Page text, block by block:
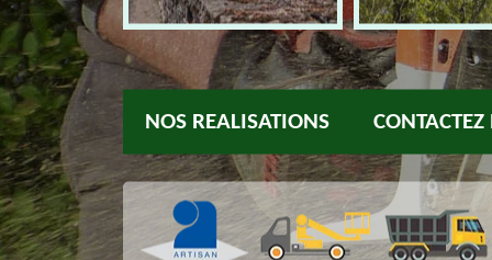
NOS REALISATIONS